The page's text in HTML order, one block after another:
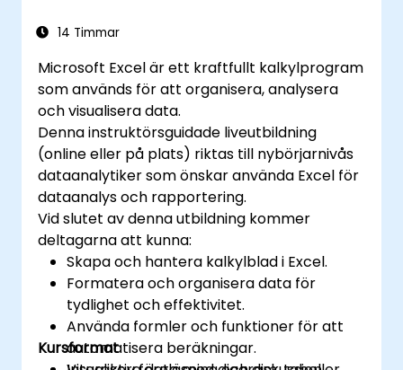
ekonomiprofessionella och utvecklare
arbetsmoment samt låsa upp avancerade
möjligheter för datamhantering och
rapportering.
14 Timmar
Microsoft Excel är ett kraftfullt kalkylprogram
som används för att organisera, analysera
och visualisera data.
Denna instruktörsguidade liveutbildning
(online eller på plats) riktas till nybörjarnivås
dataanalytiker som önskar använda Excel för
dataanalys och rapportering.
Vid slutet av denna utbildning kommer
deltagarna att kunna:
Skapa och hantera kalkylblad i Excel.
Formatera och organisera data för
tydlighet och effektivitet.
Använda formler och funktioner för att
automatisera beräkningar.
Kursformat